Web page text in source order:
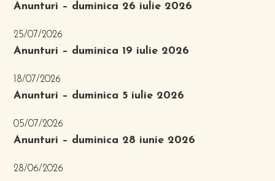
Anunturi – duminica 26 iulie 2026
25/07/2026
Anunturi – duminica 19 iulie 2026
18/07/2026
Anunturi – duminica 5 iulie 2026
05/07/2026
Anunturi – duminica 28 iunie 2026
28/06/2026